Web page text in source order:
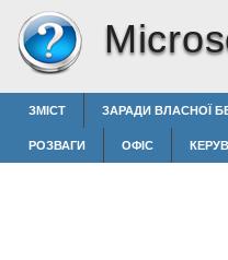
ЗМІСТ ЗАРАДИ ВЛАСНОЇ
РОЗВАГИ ОФІС